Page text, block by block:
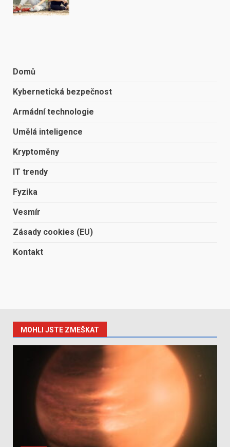
Domů
Kybernetická bezpečnost
Armádní technologie
Umělá inteligence
Kryptoměny
IT trendy
Fyzika
Vesmír
Zásady cookies (EU)
Kontakt
MOHLI JSTE ZMEŠKAT